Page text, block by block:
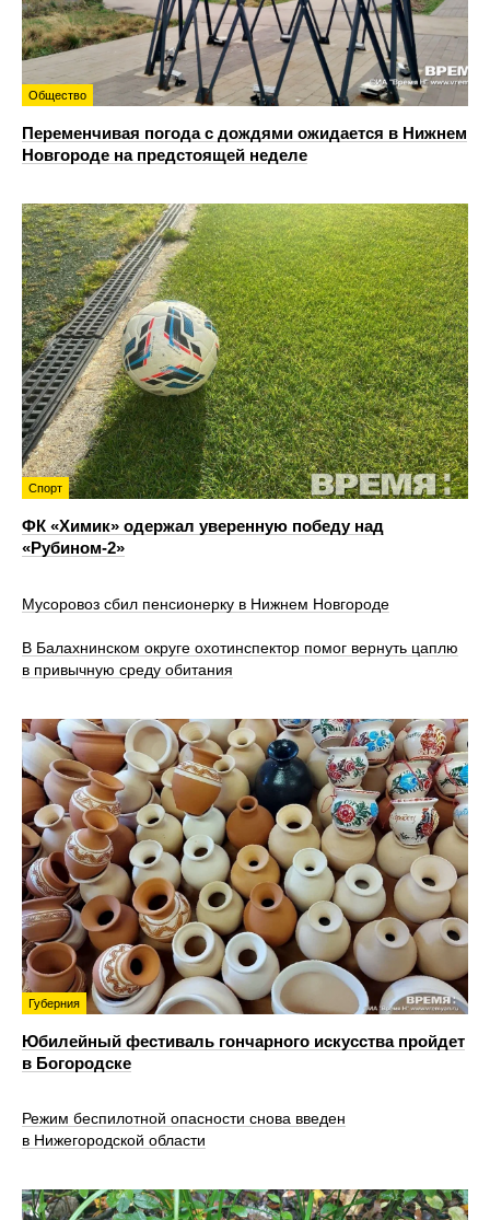
Общество
Переменчивая погода с дождями ожидается в Нижнем
Новгороде на предстоящей неделе
Спорт
ФК «Химик» одержал уверенную победу над
«Рубином‑2»
Мусоровоз сбил пенсионерку в Нижнем Новгороде
В Балахнинском округе охотинспектор помог вернуть цаплю
в привычную среду обитания
Губерния
Юбилейный фестиваль гончарного искусства пройдет
в Богородске
Режим беспилотной опасности снова введен
в Нижегородской области